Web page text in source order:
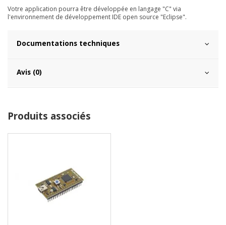
Votre application pourra être développée en langage "C" via
l'environnement de développement IDE open source "Eclipse".
Documentations techniques
Avis (0)
Produits associés